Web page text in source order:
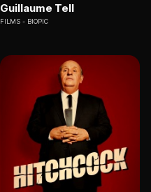
Guillaume Tell
FILMS BIOPIC